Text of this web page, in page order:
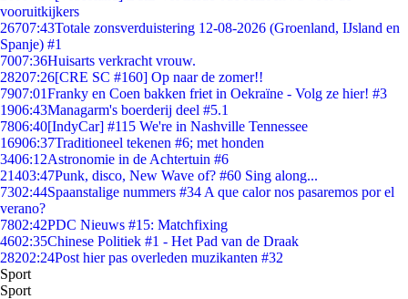
vooruitkijkers
26707:43Totale zonsverduistering 12-08-2026 (Groenland, IJsland en
Spanje) #1
7007:36Huisarts verkracht vrouw.
28207:26[CRE SC #160] Op naar de zomer!!
7907:01Franky en Coen bakken friet in Oekraïne - Volg ze hier! #3
1906:43Managarm's boerderij deel #5.1
7806:40[IndyCar] #115 We're in Nashville Tennessee
16906:37Traditioneel tekenen #6; met honden
3406:12Astronomie in de Achtertuin #6
21403:47Punk, disco, New Wave of? #60 Sing along...
7302:44Spaanstalige nummers #34 A que calor nos pasaremos por el
verano?
7802:42PDC Nieuws #15: Matchfixing
4602:35Chinese Politiek #1 - Het Pad van de Draak
28202:24Post hier pas overleden muzikanten #32
Sport
Sport